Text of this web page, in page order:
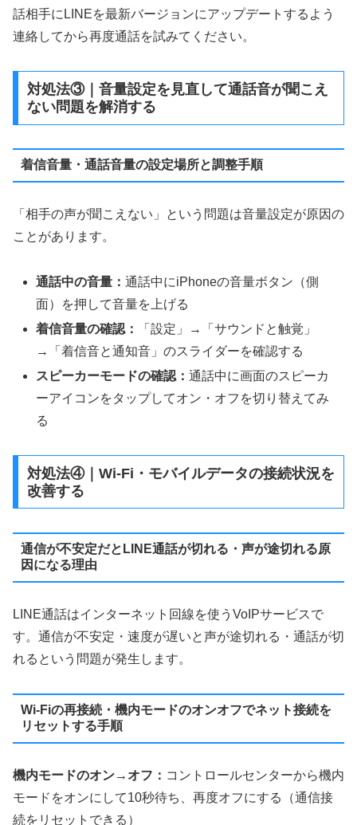
話相手にLINEを最新バージョンにアップデートするよう
連絡してから再度通話を試みてください。
対処法③｜音量設定を見直して通話音が聞こえ
ない問題を解消する
着信音量・通話音量の設定場所と調整手順
「相手の声が聞こえない」という問題は音量設定が原因の
ことがあります。
通話中の音量：通話中にiPhoneの音量ボタン（側
面）を押して音量を上げる
着信音量の確認：
「設定」→「サウンドと触覚」
→「着信音と通知音」のスライダーを確認する
スピーカーモードの確認：通話中に画面のスピーカ
ーアイコンをタップしてオン・オフを切り替えてみ
る
対処法④｜Wi-Fi・モバイルデータの接続状況を
改善する
通信が不安定だとLINE通話が切れる・声が途切れる原
因になる理由
LINE通話はインターネット回線を使うVoIPサービスで
す。通信が不安定・速度が遅いと声が途切れる・通話が切
れるという問題が発生します。
Wi-Fiの再接続・機内モードのオンオフでネット接続を
リセットする手順
機内モードのオン→オフ： コントロールセンターから機内
モードをオンにして10秒待ち、再度オフにする（通信接
続をリセットできる）